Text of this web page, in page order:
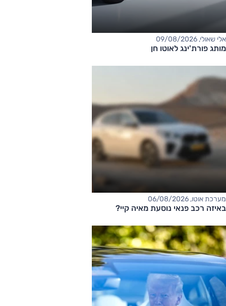
אלי שאולי, 09/08/2026
מותג פורת'ינג לאוטו חן
מערכת אוטו, 06/08/2026
באיזה רכב פנאי נוסעת מאיה קיי?